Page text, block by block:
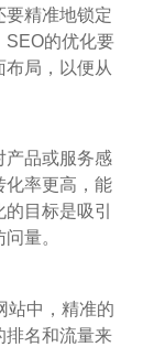
要精准地锁定
SEO的优化要
局，以便从
产品或服务感
化率更高，能
目标是吸引
量。
站中，精准的
排名和流量来